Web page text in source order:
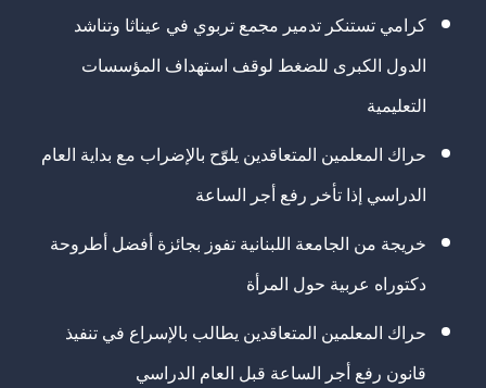
كرامي تستنكر تدمير مجمع تربوي في عيناثا وتناشد
الدول الكبرى للضغط لوقف استهداف المؤسسات
التعليمية
حراك المعلمين المتعاقدين يلوّح بالإضراب مع بداية العام
الدراسي إذا تأخر رفع أجر الساعة
خريجة من الجامعة اللبنانية تفوز بجائزة أفضل أطروحة
دكتوراه عربية حول المرأة
حراك المعلمين المتعاقدين يطالب بالإسراع في تنفيذ
قانون رفع أجر الساعة قبل العام الدراسي